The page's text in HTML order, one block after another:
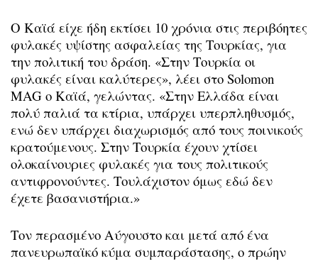
Ο Καϊά είχε ήδη εκτίσει 10 χρόνια στις περιβόητες
φυλακές υψίστης ασφαλείας της Τουρκίας, για
την πολιτική του δράση. «Στην Τουρκία οι
φυλακές είναι καλύτερες», λέει στο Solomon
MAG ο Καϊά, γελώντας. «Στην Ελλάδα είναι
πολύ παλιά τα κτίρια, υπάρχει υπερπληθυσμός,
ενώ δεν υπάρχει διαχωρισμός από τους ποινικούς
κρατούμενους. Στην Τουρκία έχουν χτίσει
ολοκαίνουριες φυλακές για τους πολιτικούς
αντιφρονούντες. Τουλάχιστον όμως εδώ δεν
έχετε βασανιστήρια.»
Τον περασμένο Αύγουστο και μετά από ένα
πανευρωπαϊκό κύμα συμπαράστασης, ο πρώην